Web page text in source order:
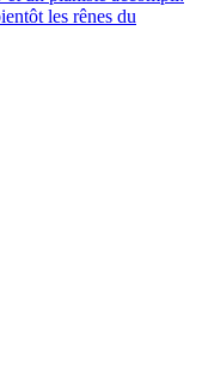
les rênes du